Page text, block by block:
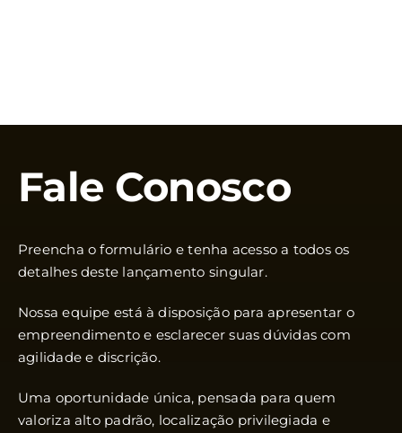
Fale Conosco
Preencha o formulário e tenha acesso a todos os
detalhes deste lançamento singular.
Nossa equipe está à disposição para apresentar o
empreendimento e esclarecer suas dúvidas com
agilidade e discrição.
Uma oportunidade única, pensada para quem
valoriza alto padrão, localização privilegiada e